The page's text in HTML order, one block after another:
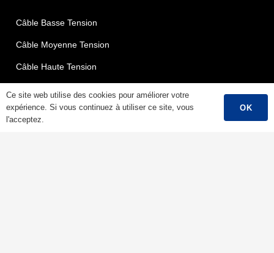
Câble Basse Tension
Câble Moyenne Tension
Câble Haute Tension
Câble Armé
Ce site web utilise des cookies pour améliorer votre
expérience. Si vous continuez à utiliser ce site, vous
l'acceptez.
OK